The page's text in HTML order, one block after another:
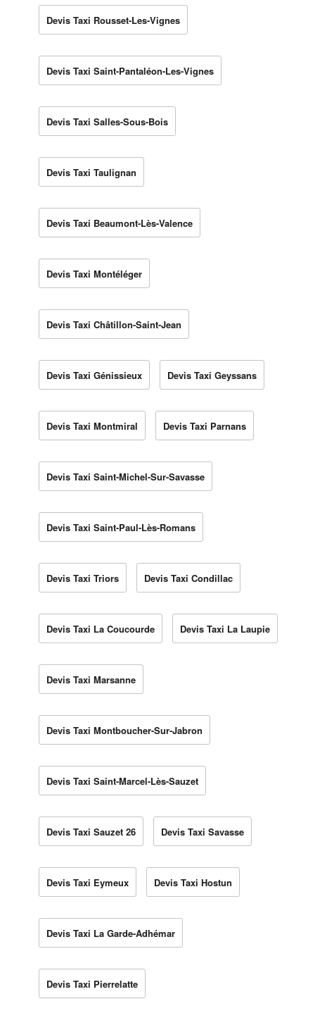
Devis Taxi Rousset-Les-Vignes
Devis Taxi Saint-Pantaléon-Les-Vignes
Devis Taxi Salles-Sous-Bois
Devis Taxi Taulignan
Devis Taxi Beaumont-Lès-Valence
Devis Taxi Montéléger
Devis Taxi Châtillon-Saint-Jean
Devis Taxi Génissieux Devis Taxi Geyssans
Devis Taxi Montmiral Devis Taxi Parnans
Devis Taxi Saint-Michel-Sur-Savasse
Devis Taxi Saint-Paul-Lès-Romans
Devis Taxi Triors Devis Taxi Condillac
Devis Taxi La Coucourde Devis Taxi La Laupie
Devis Taxi Marsanne
Devis Taxi Montboucher-Sur-Jabron
Devis Taxi Saint-Marcel-Lès-Sauzet
Devis Taxi Sauzet 26 Devis Taxi Savasse
Devis Taxi Eymeux Devis Taxi Hostun
Devis Taxi La Garde-Adhémar
Devis Taxi Pierrelatte